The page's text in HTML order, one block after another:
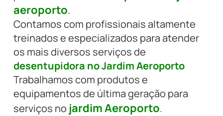
aeroporto.
Contamos com profissionais altamente
treinados e especializados para atender
os mais diversos serviços de
desentupidora no Jardim Aeroporto
Trabalhamos com produtos e
equipamentos de última geração para
serviços no jardim Aeroporto.